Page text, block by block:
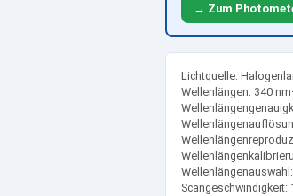
→ Zum
Lichtquelle:
Wellenlängen: 340
Scangeschwindigkeit: